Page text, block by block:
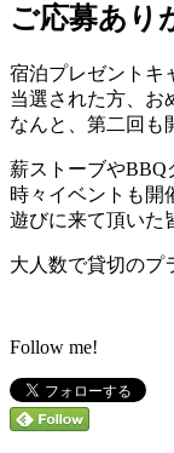
ご応募あり
宿泊プレゼントキ
当選された方、お
なんと、第二回も
薪ストーブやBBQ
時々イベントも開
遊びに来て頂いた
大人数で貸切のプ
Follow me!